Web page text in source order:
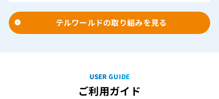
テルワールドの取り組みを見る
USER GUIDE
ご利用ガイド